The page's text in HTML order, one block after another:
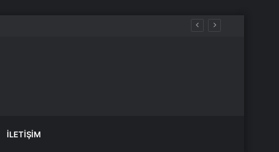
İLETIŞIM